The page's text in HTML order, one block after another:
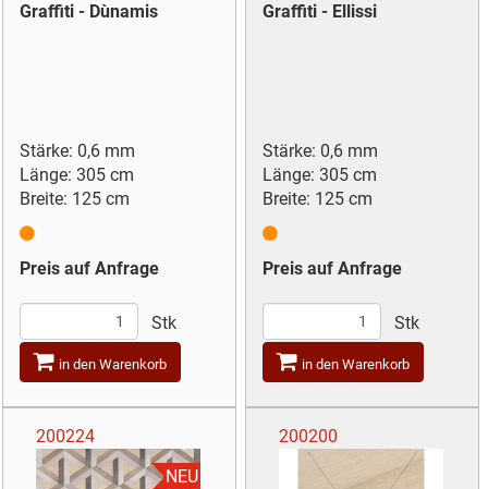
Graffiti - Dùnamis
Stärke: 0,6 mm
Länge: 305 cm
Breite: 125 cm
Preis auf Anfrage
Stk
in den Warenkorb
Graffiti - Ellissi
Stärke: 0,6 mm
Länge: 305 cm
Breite: 125 cm
Preis auf Anfrage
Stk
in den Warenkorb
200224
NEU
200200